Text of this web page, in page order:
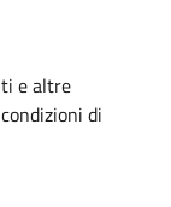
e altre
di